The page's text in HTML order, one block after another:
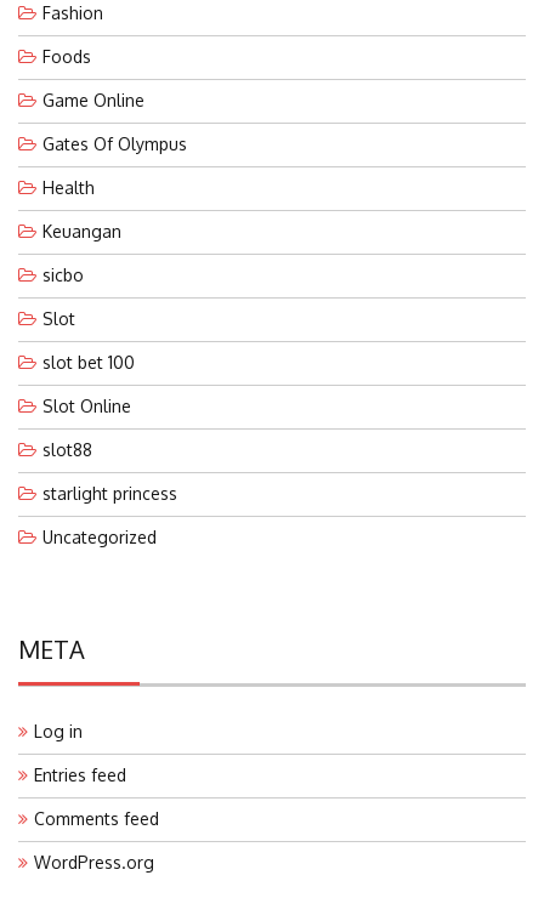
Fashion
Foods
Game Online
Gates Of Olympus
Health
Keuangan
sicbo
Slot
slot bet 100
Slot Online
slot88
starlight princess
Uncategorized
META
Log in
Entries feed
Comments feed
WordPress.org